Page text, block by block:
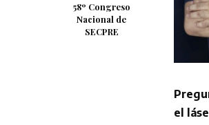
58º Congreso
Nacional de
SECPRE
el